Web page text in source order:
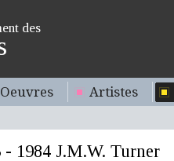
des
Oeuvres Artistes
- 1984 J.M.W. Turner